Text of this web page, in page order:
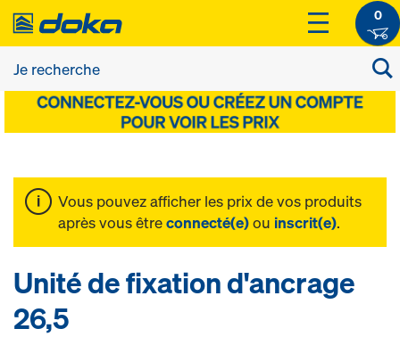
0
Vous pouvez afficher les prix de vos produits
après vous êtreconnecté(e)ou inscrit(e).
Unité de fixation d'ancrage
26,5